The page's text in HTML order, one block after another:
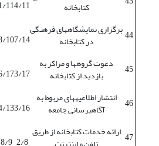
کتابخانه 4/11
11
44برگزاری نمایشگاه‏های فرهنگی
در کتابخانه 7/14
10
45
دعوت گروه‏ها و مراکز به
بازدید از کتابخانه 3/17
17
46 انتشار اطلاعیه‏های مربوط به
آگاهی‏رسانی جامعه 3/16
13
47 ارائه خدمات کتابخانه از طریق
2/8
8/9